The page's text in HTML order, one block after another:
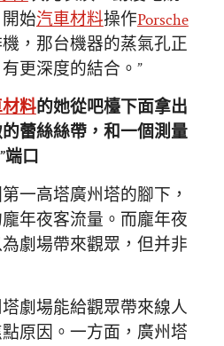
始汽車材料操作Porsche
，那台機器的蒸氣孔正
更深度的結合。”
料的她從吧檯下面拿出
蕾絲絲帶，和一個測量
端口
一高塔廣州塔的腳下，
年夜客流量。而龐年夜
劇場帶來觀眾，但并非
劇場能給觀眾帶來線人
原因。一方面，廣州塔